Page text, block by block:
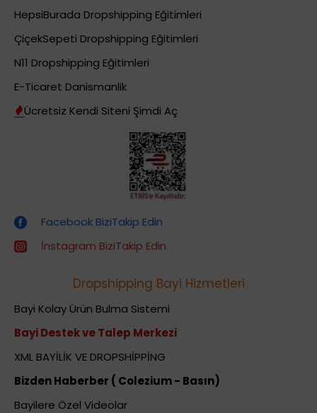
HepsiBurada Dropshipping Eğitimleri
ÇiçekSepeti Dropshipping Eğitimleri
N11 Dropshipping Eğitimleri
E-Ticaret Danismanlik
Ücretsiz Kendi Siteni Şimdi Aç
Facebook BiziTakip Edin
İnstagram BiziTakip Edin
Dropshipping Bayi Hizmetleri
Bayi Kolay Ürün Bulma Sistemi
Bayi Destek ve Talep Merkezi
XML BAYİLİK VE DROPSHİPPİNG
Bizden Haberber ( Colezium - Basın)
Bayilere Özel Videolar